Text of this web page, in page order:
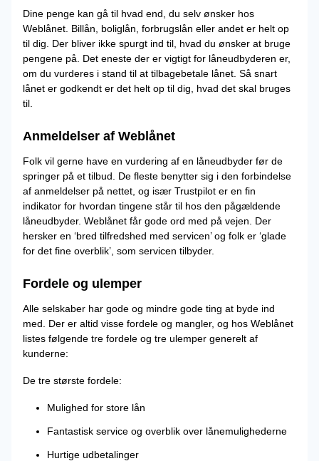
Dine penge kan gå til hvad end, du selv ønsker hos
Weblånet. Billån, boliglån, forbrugslån eller andet er helt op
til dig. Der bliver ikke spurgt ind til, hvad du ønsker at bruge
pengene på. Det eneste der er vigtigt for låneudbyderen er,
om du vurderes i stand til at tilbagebetale lånet. Så snart
lånet er godkendt er det helt op til dig, hvad det skal bruges
til.
Anmeldelser af Weblånet
Folk vil gerne have en vurdering af en låneudbyder før de
springer på et tilbud. De fleste benytter sig i den forbindelse
af anmeldelser på nettet, og især Trustpilot er en fin
indikator for hvordan tingene står til hos den pågældende
låneudbyder. Weblånet får gode ord med på vejen. Der
hersker en ‘bred tilfredshed med servicen’ og folk er ‘glade
for det fine overblik’, som servicen tilbyder.
Fordele og ulemper
Alle selskaber har gode og mindre gode ting at byde ind
med. Der er altid visse fordele og mangler, og hos Weblånet
listes følgende tre fordele og tre ulemper generelt af
kunderne:
De tre største fordele:
Mulighed for store lån
Fantastisk service og overblik over lånemulighederne
Hurtige udbetalinger